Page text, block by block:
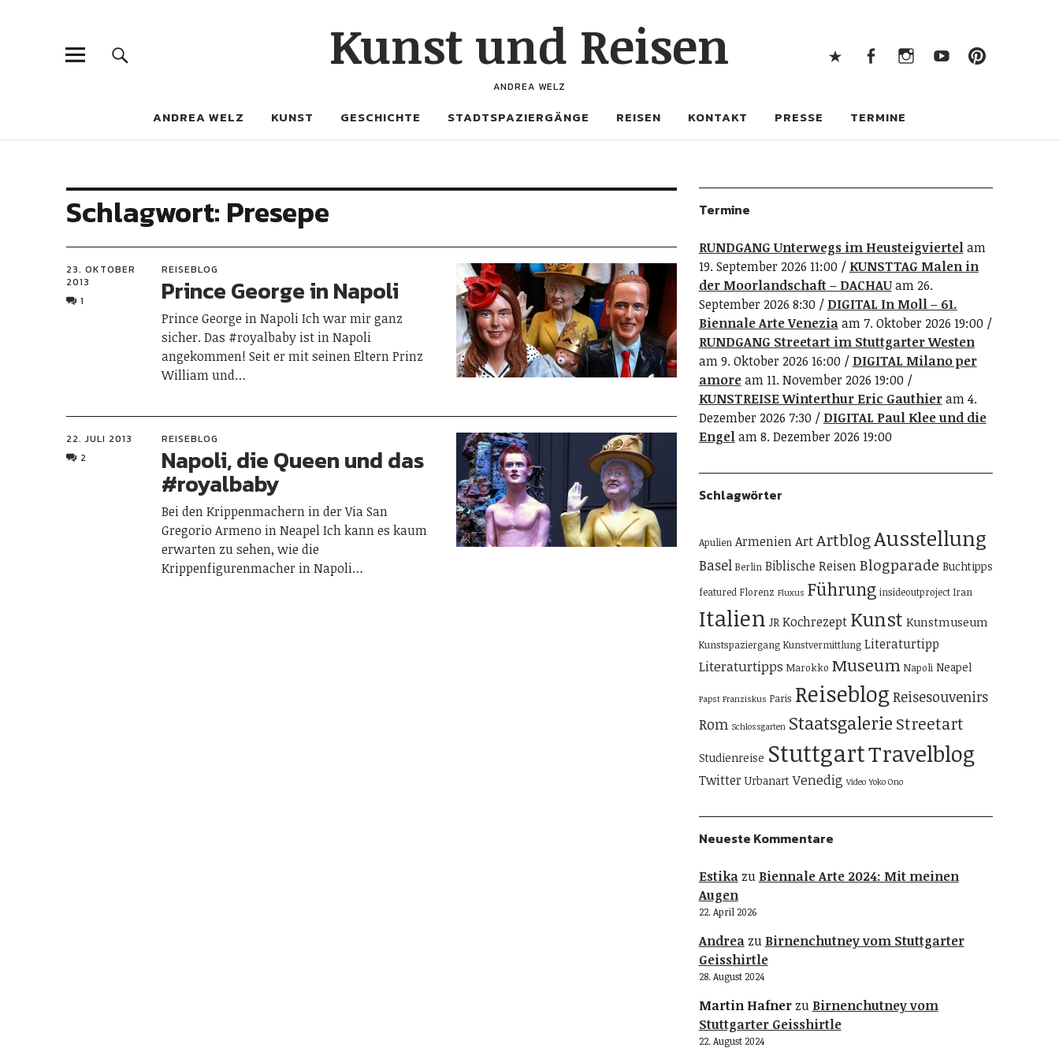
Kunst und Reisen
ANDREA WELZ
ANDREA WELZ KUNST GESCHICHTE STADTSPAZIERGÄNGE REISEN KONTAKT PRESSE TERMINE
Schlagwort: Presepe
23. OKTOBER
2013
1
REISEBLOG
Prince George in Napoli
Prince George in Napoli Ich war mir ganz
sicher. Das #royalbaby ist in Napoli
angekommen! Seit er mit seinen Eltern Prinz
William und…
22. JULI 2013
2
REISEBLOG
Napoli, die Queen und das
#royalbaby
Bei den Krippenmachern in der Via San
Gregorio Armeno in Neapel Ich kann es kaum
erwarten zu sehen, wie die
Krippenfigurenmacher in Napoli…
Termine
RUNDGANG Unterwegs im Heusteigviertelam
19. September 2026 11:00
KUNSTTAG Malen in
der Moorlandschaft – DACHAUam 26.
September 2026 8:30
DIGITAL In Moll – 61.
Biennale Arte Veneziaam 7. Oktober 2026 19:00
RUNDGANG Streetart im Stuttgarter Westen
am 9. Oktober 2026 16:00
DIGITAL Milano per
amoream 11. November 2026 19:00
KUNSTREISE Winterthur Eric Gauthieram 4.
Dezember 2026 7:30
DIGITAL Paul Klee und die
Engelam 8. Dezember 2026 19:00
Schlagwörter
Apulien ArmenienArtArtblogAusstellung
Basel Berlin Biblische ReisenBlogparade Buchtipps
featured Florenz Fluxus Führung insideoutproject Iran
Italien JR Kochrezept Kunst Kunstmuseum
Kunstspaziergang Kunstvermittlung Literaturtipp
Literaturtipps Marokko Museum Napoli Neapel
Papst Franziskus Paris Reiseblog Reisesouvenirs
Rom Schlossgarten Staatsgalerie Streetart
Studienreise StuttgartTravelblog
Twitter Urbanart Venedig Video Yoko Ono
Neueste Kommentare
Estikazu Biennale Arte 2024: Mit meinen
Augen
22. April 2026
Andreazu Birnenchutney vom Stuttgarter
Geisshirtle
28. August 2024
Martin Hafnerzu Birnenchutney vom
Stuttgarter Geisshirtle
22. August 2024